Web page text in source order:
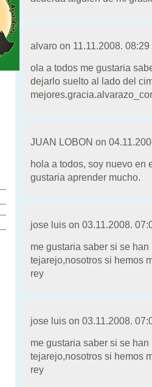
alvaro on 11.11.2008. 08:29
ola a todos me gustaria
dejarlo suelto al lado del
JUAN LOBON on
hola a todos, soy nuevo en
gustaria aprender mucho.
jose luis on 03.11.2008.
me gustaria saber si se
tejarejo,nosotros si hemos
rey
jose luis on 03.11.2008.
me gustaria saber si se
tejarejo,nosotros si hemos
rey